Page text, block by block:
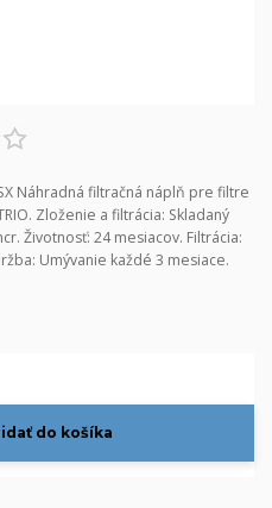
Náhradná filtračná náplň pre filtre
Zloženie a filtrácia: Skladaný
Životnosť: 24 mesiacov. Filtrácia:
Umývanie každé 3 mesiace.
do košíka